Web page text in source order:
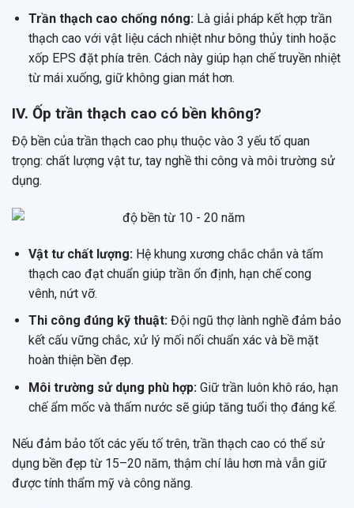
Trần thạch cao chống nóng:Là giải pháp kết hợp trần
thạch cao với vật liệu cách nhiệt như bông thủy tinh hoặc
xốp EPS đặt phía trên. Cách này giúp hạn chế truyền nhiệt
từ mái xuống, giữ không gian mát hơn.
IV. Ốp trần thạch cao có bền không?
Độ bền của trần thạch cao phụ thuộc vào 3 yếu tố quan
trọng: chất lượng vật tư, tay nghề thi công và môi trường sử
dụng.
Vật tư chất lượng:Hệ khung xương chắc chắn và tấm
thạch cao đạt chuẩn giúp trần ổn định, hạn chế cong
vênh, nứt vỡ.
Thi công đúng kỹ thuật:Đội ngũ thợ lành nghề đảm bảo
kết cấu vững chắc, xử lý mối nối chuẩn xác và bề mặt
hoàn thiện bền đẹp.
Môi trường sử dụng phù hợp:Giữ trần luôn khô ráo, hạn
chế ẩm mốc và thấm nước sẽ giúp tăng tuổi thọ đáng kể.
Nếu đảm bảo tốt các yếu tố trên, trần thạch cao có thể sử
dụng bền đẹp từ 15–20 năm, thậm chí lâu hơn mà vẫn giữ
được tính thẩm mỹ và công năng.